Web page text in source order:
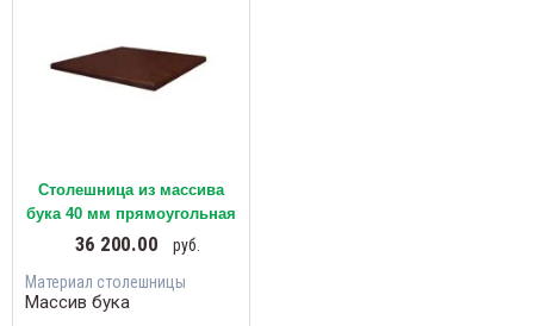
Столешница из массива
бука 40 мм прямоугольная
36 200.00
руб.
Материал столешницы
Массив бука